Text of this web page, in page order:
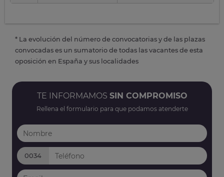
* La evolución del número de convocatorias y de las plazas
convocadas es un sumatorio de todas las vacantes de esta
oposición en España y sus localidades
TE INFORMAMOS SIN COMPROMISO
Rellena el formulario para que podamos atenderte
0034